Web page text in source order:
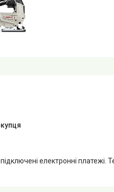
підключені електронні платежі.